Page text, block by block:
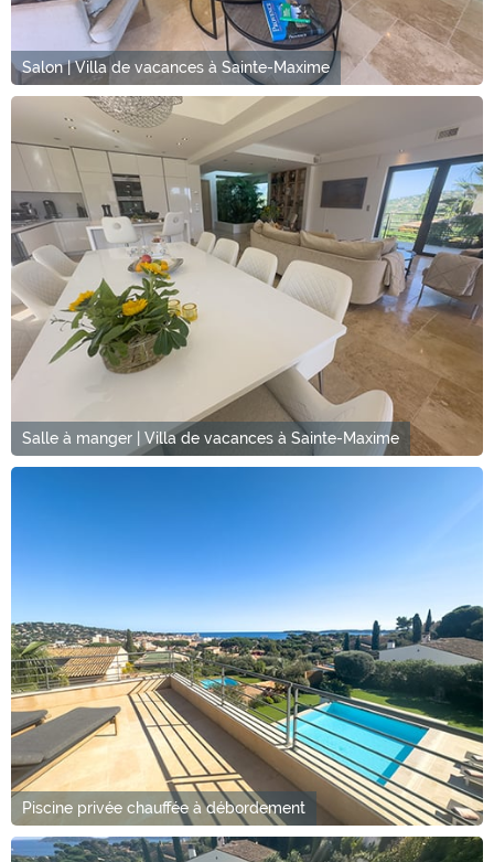
Salon | Villa de vacances à Sainte-Maxime
Salle à manger | Villa de vacances à Sainte-Maxime
Piscine privée chauffée à débordement